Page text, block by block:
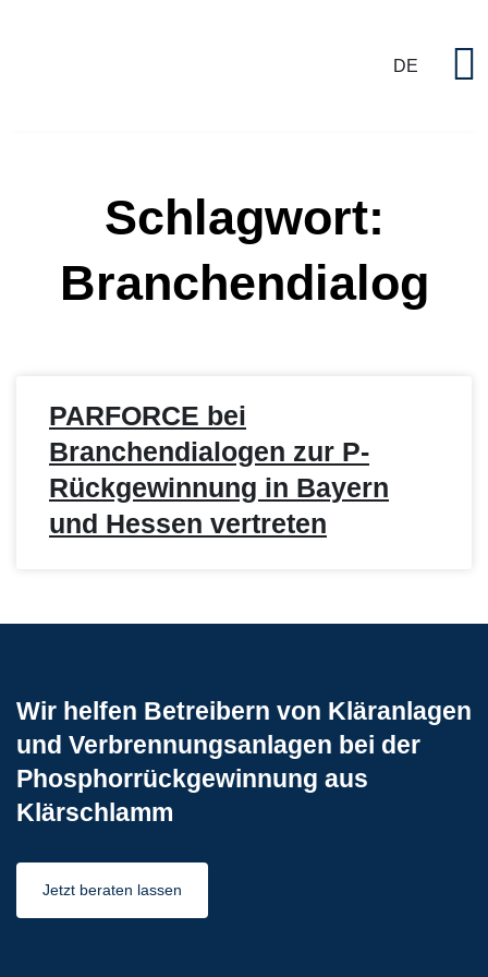
DE
Schlagwort:
Branchendialog
PARFORCE bei
Branchendialogen zur P-
Rückgewinnung in Bayern
und Hessen vertreten
Wir helfen Betreibern von Kläranlagen
und Verbrennungsanlagen bei der
Phosphorrückgewinnung aus
Klärschlamm
Jetzt beraten lassen